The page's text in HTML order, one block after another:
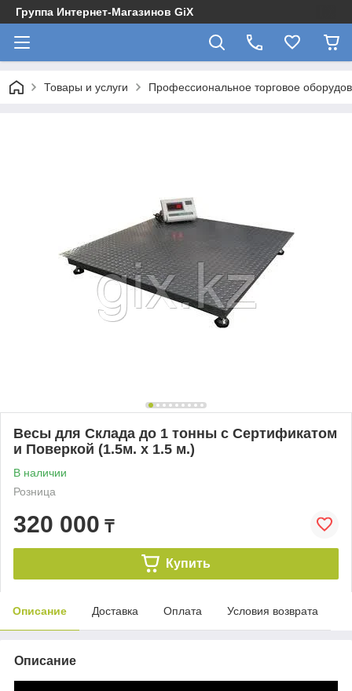
Группа Интернет-Магазинов GiX
Товары и услуги Профессиональное торговое
Весы для Склада до 1 тонны с Сертификатом
и Поверкой (1.5м. х 1.5 м.)
В наличии
Розница
320 000 ₸
Купить
Описание Доставка Оплата Условия возврата
Описание